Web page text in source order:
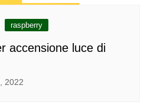
raspberry
accensione luce di
2022